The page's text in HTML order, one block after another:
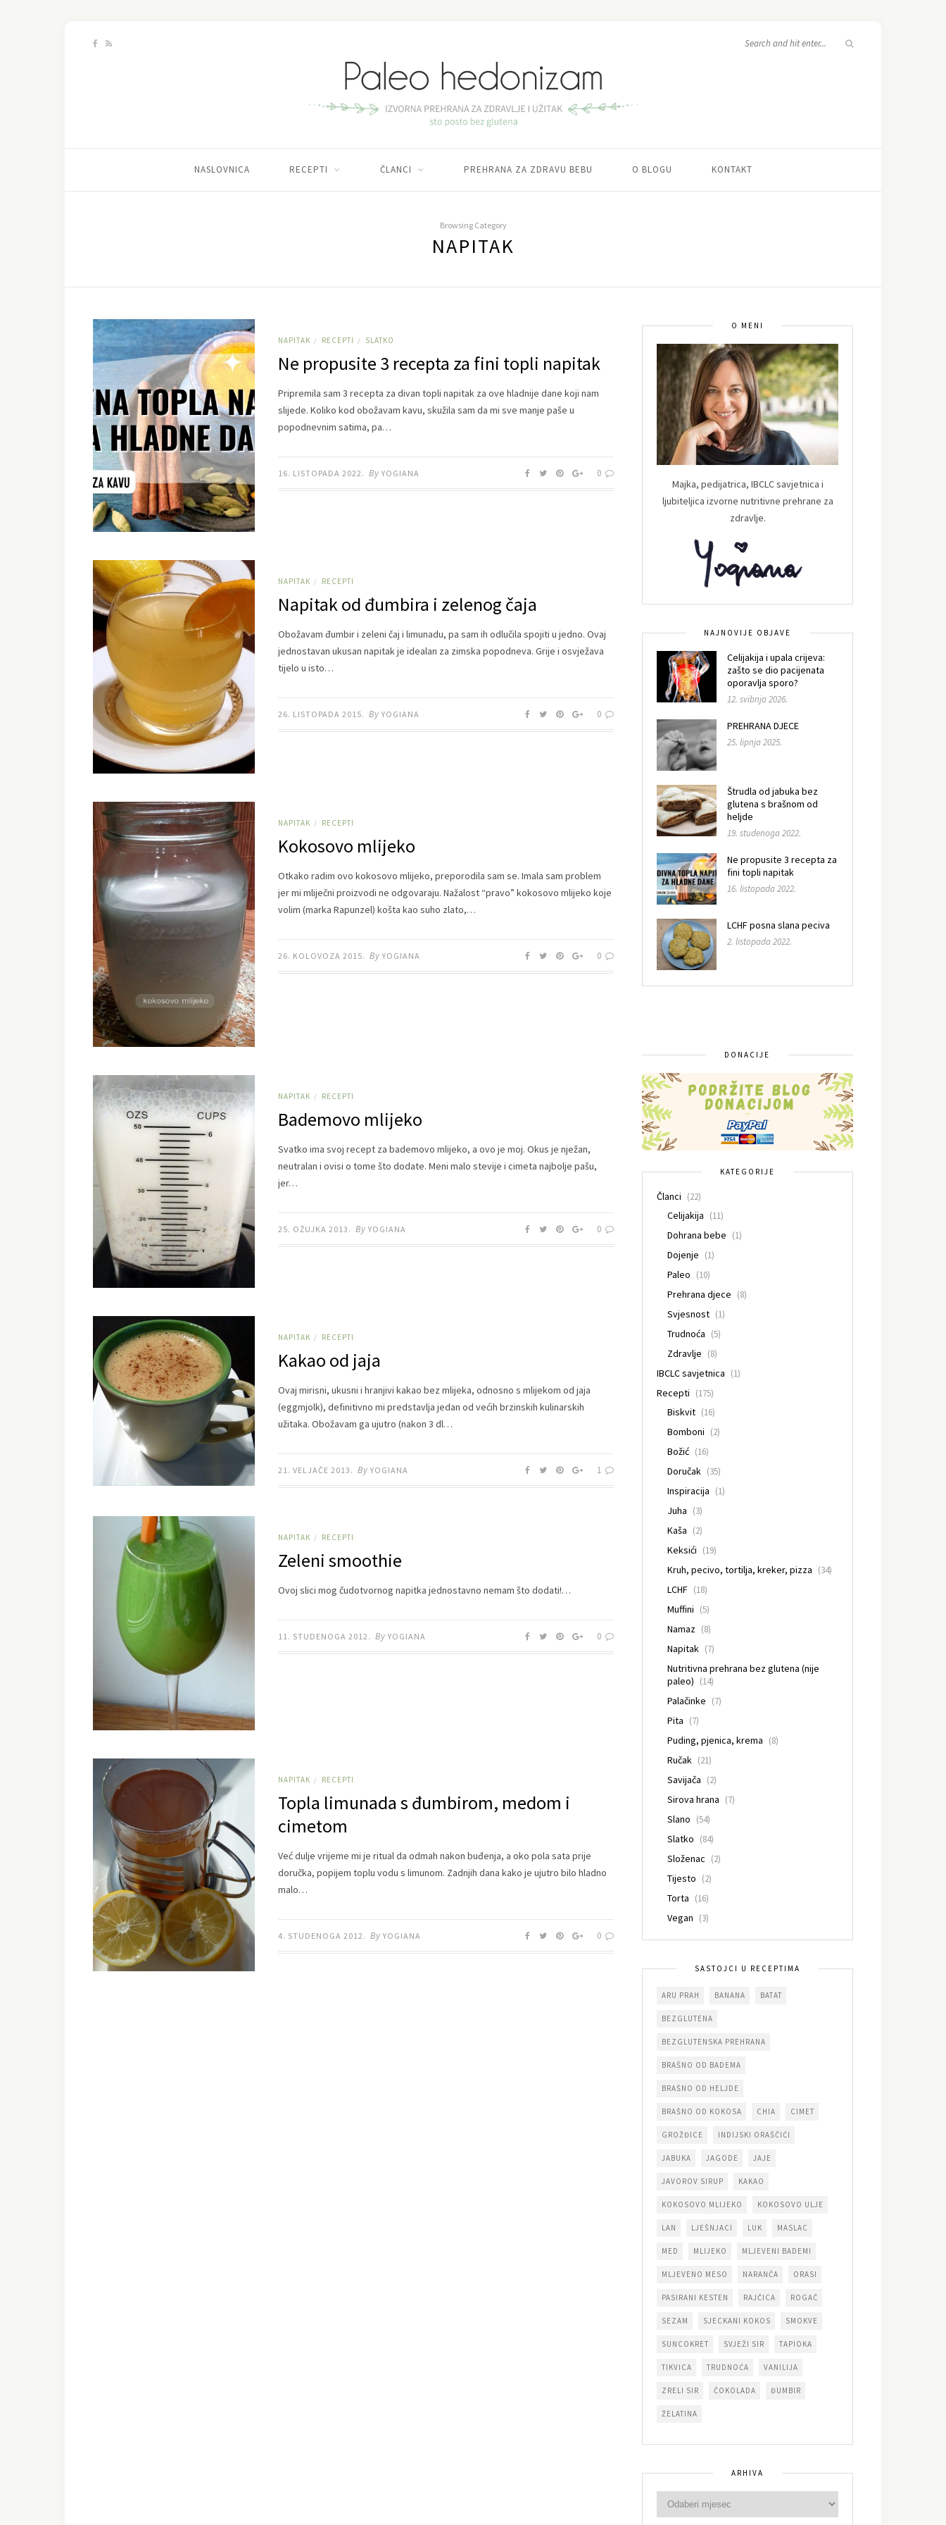
NASLOVNICA RECEPTI ČLANCI PREHRANA ZA ZDRAVU BEBU O BLOGU KONTAKT
Browsing Category
NAPITAK
NAPITAK / RECEPTI / SLATKO
Ne propusite 3 recepta za fini topli napitak
Pripremila sam 3 recepta za divan topli napitak za ove hladnije dane koji nam
slijede. Koliko kod obožavam kavu, skužila sam da mi sve manje paše u
popodnevnim satima, pa…
16. LISTOPADA 2022. By YOGIANA 0
NAPITAK / RECEPTI
Napitak od đumbira i zelenog čaja
Obožavam đumbir i zeleni čaj i limunadu, pa sam ih odlučila spojiti u jedno. Ovaj
jednostavan ukusan napitak je idealan za zimska popodneva. Grije i osvježava
tijelo u isto…
26. LISTOPADA 2015. By YOGIANA 0
NAPITAK / RECEPTI
Kokosovo mlijeko
Otkako radim ovo kokosovo mlijeko, preporodila sam se. Imala sam problem
jer mi mliječni proizvodi ne odgovaraju. Nažalost “pravo” kokosovo mlijeko koje
volim (marka Rapunzel) košta kao suho zlato,…
26. KOLOVOZA 2015. By YOGIANA 0
NAPITAK / RECEPTI
Bademovo mlijeko
Svatko ima svoj recept za bademovo mlijeko, a ovo je moj. Okus je nježan,
neutralan i ovisi o tome što dodate. Meni malo stevije i cimeta najbolje pašu,
jer…
25. OŽUJKA 2013. By YOGIANA 0
NAPITAK / RECEPTI
Kakao od jaja
Ovaj mirisni, ukusni i hranjivi kakao bez mlijeka, odnosno s mlijekom od jaja
(eggmjolk), definitivno mi predstavlja jedan od većih brzinskih kulinarskih
užitaka. Obožavam ga ujutro (nakon 3 dl…
21. VELJAČE 2013. By YOGIANA 1
NAPITAK / RECEPTI
Zeleni smoothie
Ovoj slici mog čudotvornog napitka jednostavno nemam što dodati!…
11. STUDENOGA 2012. By YOGIANA 0
NAPITAK / RECEPTI
Topla limunada s đumbirom, medom i
cimetom
Već dulje vrijeme mi je ritual da odmah nakon buđenja, a oko pola sata prije
doručka, popijem toplu vodu s limunom. Zadnjih dana kako je ujutro bilo hladno
malo…
4. STUDENOGA 2012. By YOGIANA 0
O MENI
Majka, pedijatrica, IBCLC savjetnica i
ljubiteljica izvorne nutritivne prehrane za
zdravlje.
NAJNOVIJE OBJAVE
Celijakija i upala crijeva:
zašto se dio pacijenata
oporavlja sporo?
12. svibnja 2026.
PREHRANA DJECE
25. lipnja 2025.
Štrudla od jabuka bez
glutena s brašnom od
heljde
19. studenoga 2022.
Ne propusite 3 recepta za
fini topli napitak
16. listopada 2022.
LCHF posna slana peciva
2. listopada 2022.
DONACIJE
KATEGORIJE
Članci (22)
Celijakija (11)
Dohrana bebe (1)
Dojenje (1)
Paleo (10)
Prehrana djece (8)
Svjesnost (1)
Trudnoća (5)
Zdravlje (8)
IBCLC savjetnica (1)
Recepti (175)
Biskvit (16)
Bomboni (2)
Božić (16)
Doručak (35)
Inspiracija (1)
Juha (3)
Kaša (2)
Keksići (19)
Kruh, pecivo, tortilja, kreker, pizza (34)
LCHF (18)
Muffini (5)
Namaz (8)
Napitak (7)
Nutritivna prehrana bez glutena (nije
paleo) (14)
Palačinke (7)
Pita (7)
Puding, pjenica, krema (8)
Ručak (21)
Savijača (2)
Sirova hrana (7)
Slano (54)
Slatko (84)
Složenac (2)
Tijesto (2)
Torta (16)
Vegan (3)
SASTOJCI U RECEPTIMA
ARU PRAH BANANA BATAT
BEZGLUTENA
BEZGLUTENSKA PREHRANA
BRAŠNO OD BADEMA
BRAŠNO OD HELJDE
BRAŠNO OD KOKOSA CHIA CIMET
GROŽĐICE INDIJSKI ORAŠČIĆI
JABUKA JAGODE JAJE
JAVOROV SIRUP KAKAO
KOKOSOVO MLIJEKO KOKOSOVO ULJE
LAN LJEŠNJACI LUK MASLAC
MED MLIJEKO MLJEVENI BADEMI
MLJEVENO MESO NARANČA ORASI
PASIRANI KESTEN RAJČICA ROGAČ
SEZAM SJECKANI KOKOS SMOKVE
SUNCOKRET SVJEŽI SIR TAPIOKA
TIKVICA TRUDNOĆA VANILIJA
ZRELI SIR ČOKOLADA ĐUMBIR
ŽELATINA
ARHIVA